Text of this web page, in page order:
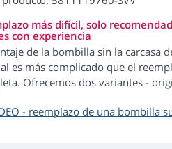
más difícil, solo
con experiencia
de la bombilla sin la carcasa
es más complicado que el
Ofrecemos dos variantes -
- reemplazo de una bombilla